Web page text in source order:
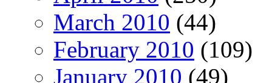
March 2010 (44)
February 2010 (109)
January 2010 (49)